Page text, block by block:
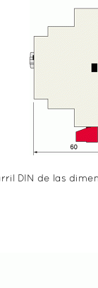
DIN de las